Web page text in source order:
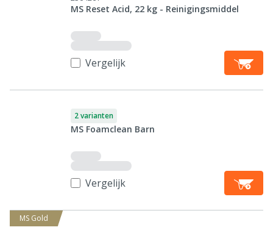
MS Reset Acid, 22 kg - Reinigingsmiddel
Vergelijk
2 varianten
MS Foamclean Barn
Vergelijk
MS Gold